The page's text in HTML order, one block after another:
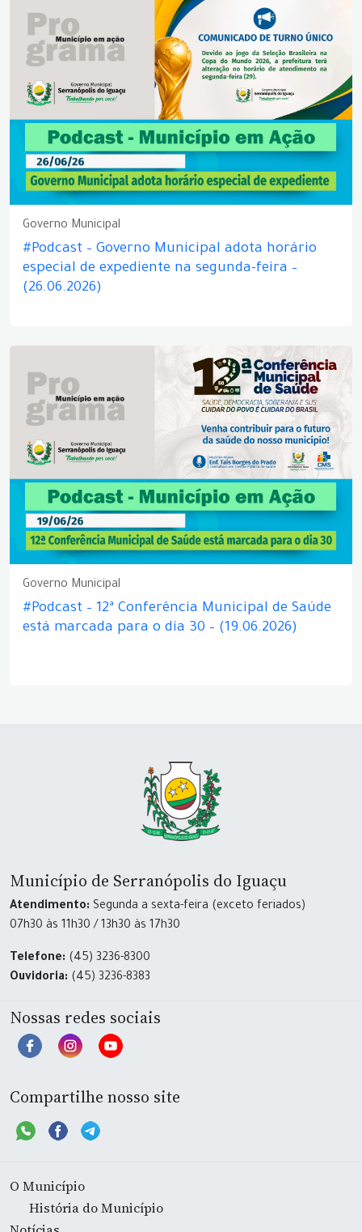
Governo Municipal
#Podcast – Governo Municipal adota horário
especial de expediente na segunda-feira –
(26.06.2026)
Governo Municipal
#Podcast – 12ª Conferência Municipal de Saúde
está marcada para o dia 30 – (19.06.2026)
Município de Serranópolis do Iguaçu
Atendimento: Segunda a sexta-feira (exceto feriados)
07h30 às 11h30 / 13h30 às 17h30
Telefone: (45) 3236-8300
Ouvidoria: (45) 3236-8383
Nossas redes sociais
Compartilhe nosso site
O Município
História do Município